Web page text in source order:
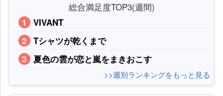
総合満足度TOP3(週間)
VIVANT
Tシャツが乾くまで
夏色の雲が恋と嵐をまきおこす
>>週別ランキングをもっと見る